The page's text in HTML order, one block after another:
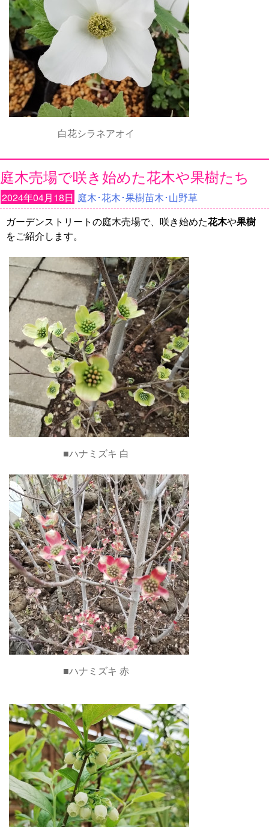
白花シラネアオイ
庭木売場で咲き始めた花木や果樹たち
2024年04月18日 庭木･花木･果樹苗木･山野草
ガーデンストリートの庭木売場で、咲き始めた花木や果樹
をご紹介します。
■ハナミズキ 白
■ハナミズキ 赤